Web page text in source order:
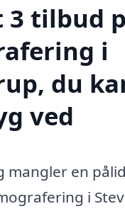
3 tilbud
i
du
ved
mangler en
i